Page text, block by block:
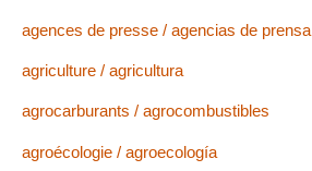
agences de presse / agencias de prensa
agriculture / agricultura
agrocarburants / agrocombustibles
agroécologie / agroecología